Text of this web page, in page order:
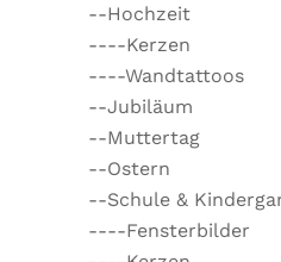
--Hochzeit
----Kerzen
----Wandtattoos
--Jubiläum
--Muttertag
--Ostern
--Schule &
----Fensterbilder